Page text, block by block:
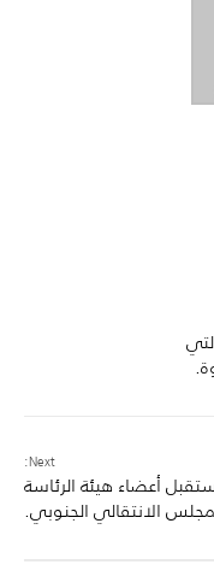
Next:
أعضاء هيئة الرئاسة
الانتقالي الجنوبي.